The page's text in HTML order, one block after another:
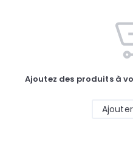
Ajoutez des produits à